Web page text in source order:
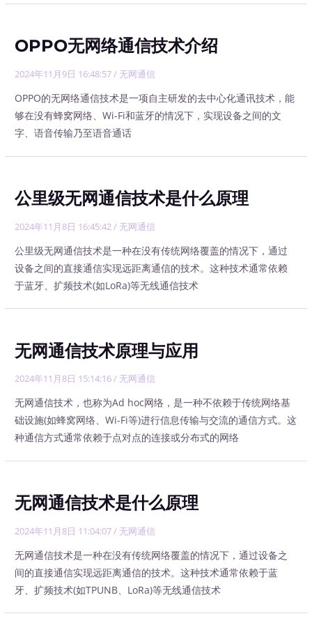
OPPO无网络通信技术介绍
2024年11月9日 16:48:57/ 无网通信
OPPO的无网络通信技术是一项自主研发的去中心化通讯技术，能
够在没有蜂窝网络、Wi-Fi和蓝牙的情况下，实现设备之间的文
字、语音传输乃至语音通话
公里级无网通信技术是什么原理
2024年11月8日 16:45:42/ 无网通信
公里级无网通信技术是一种在没有传统网络覆盖的情况下，通过
设备之间的直接通信实现远距离通信的技术。这种技术通常依赖
于蓝牙、扩频技术(如LoRa)等无线通信技术
无网通信技术原理与应用
2024年11月8日 15:14:16/ 无网通信
无网通信技术，也称为Ad hoc网络，是一种不依赖于传统网络基
础设施(如蜂窝网络、Wi-Fi等)进行信息传输与交流的通信方式。这
种通信方式通常依赖于点对点的连接或分布式的网络
无网通信技术是什么原理
2024年11月8日 11:04:07/ 无网通信
无网通信技术是一种在没有传统网络覆盖的情况下，通过设备之
间的直接通信实现远距离通信的技术。这种技术通常依赖于蓝
牙、扩频技术(如TPUNB、LoRa)等无线通信技术